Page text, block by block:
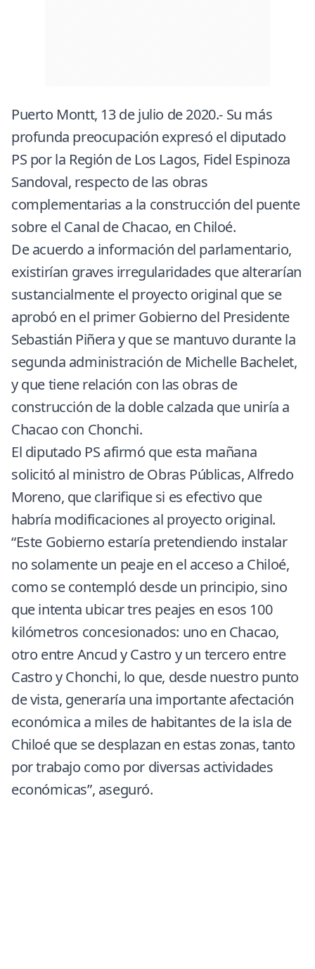
Puerto Montt, 13 de julio de 2020.- Su más
profunda preocupación expresó el diputado
PS por la Región de Los Lagos, Fidel Espinoza
Sandoval, respecto de las obras
complementarias a la construcción del puente
sobre el Canal de Chacao, en Chiloé.
De acuerdo a información del parlamentario,
existirían graves irregularidades que alterarían
sustancialmente el proyecto original que se
aprobó en el primer Gobierno del Presidente
Sebastián Piñera y que se mantuvo durante la
segunda administración de Michelle Bachelet,
y que tiene relación con las obras de
construcción de la doble calzada que uniría a
Chacao con Chonchi.
El diputado PS afirmó que esta mañana
solicitó al ministro de Obras Públicas, Alfredo
Moreno, que clarifique si es efectivo que
habría modificaciones al proyecto original.
“Este Gobierno estaría pretendiendo instalar
no solamente un peaje en el acceso a Chiloé,
como se contempló desde un principio, sino
que intenta ubicar tres peajes en esos 100
kilómetros concesionados: uno en Chacao,
otro entre Ancud y Castro y un tercero entre
Castro y Chonchi, lo que, desde nuestro punto
de vista, generaría una importante afectación
económica a miles de habitantes de la isla de
Chiloé que se desplazan en estas zonas, tanto
por trabajo como por diversas actividades
económicas”, aseguró.